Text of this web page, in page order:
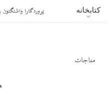
کتابخانه پروردگارا
مناجات